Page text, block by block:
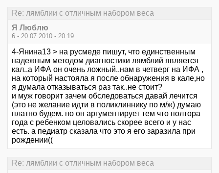
Re: лямблии с отличным набором веса
Я Люблю
6 - 20.07.2010 - 20:19
4-Янина13 > на русмеде пишут, что единственным
надежным методом диагностики лямблий является
кал..а ИФА он очень ложный..нам в четверг на ИФА ,
на который настояла я после обнаружения в кале,но
я думала отказываться раз так..не стоит?
и муж говорит зачем обследоваться давай лечится
(это не желание идти в поликлиннику по м/ж) думаю
платно будем. но он аргументирует тем что полтора
года с ребенком целовались скорее всего и у нас
есть. а педиатр сказала что это я его заразила при
рождении((
Re: лямблии с отличным набором веса